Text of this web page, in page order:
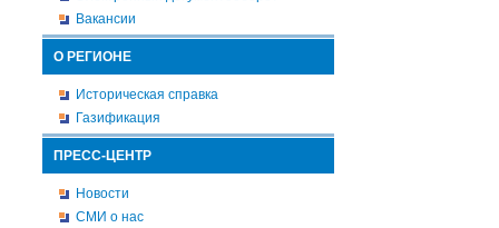
Вакансии
О РЕГИОНЕ
Историческая справка
Газификация
ПРЕСС-ЦЕНТР
Новости
СМИ о нас